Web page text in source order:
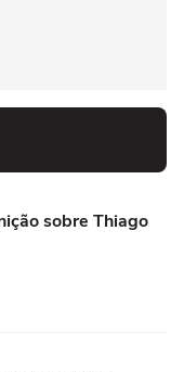
sobre Thiago